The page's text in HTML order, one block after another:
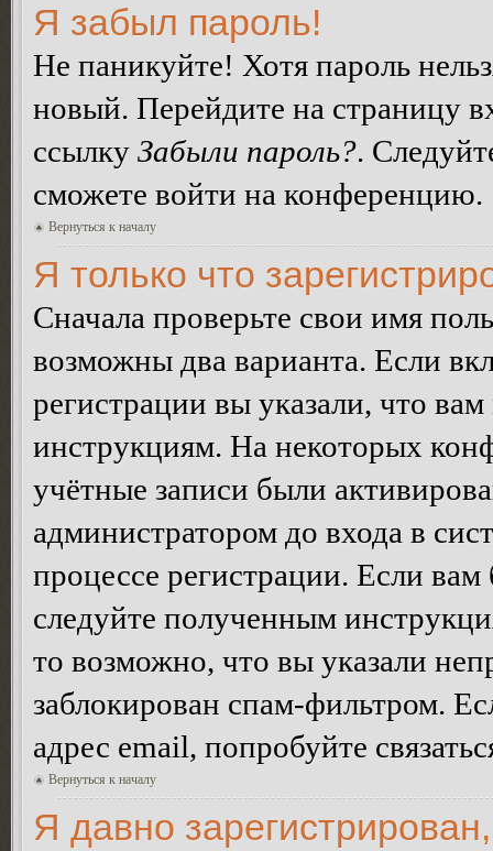
Я забыл пароль!
Не паникуйте! Хотя пароль
новый. Перейдите на страницу
ссылку Забыли пароль?.
сможете войти на конференцию.
Вернуться к началу
Я только что
Сначала проверьте свои имя
возможны два варианта. Если
регистрации вы указали, что
инструкциям. На некоторых
учётные записи были
администратором до входа в
процессе регистрации. Если
следуйте полученным
то возможно, что вы указали
заблокирован спам-фильтром.
адрес email, попробуйте
Вернуться к началу
Я давно